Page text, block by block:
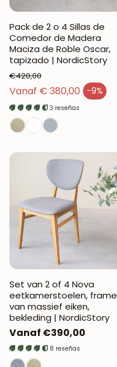
Pack de 2 o 4 Sillas de
Comedor de Madera
Maciza de Roble Oscar,
tapizado | NordicStory
Vanaf € 380,00 -9%
Verkoopprijs
Normale prijs
€420,00
3 reseñas
Set van 2 of 4 Nova
eetkamerstoelen, frame
van massief eiken,
bekleding | NordicStory
Normale
prijs
Vanaf €390,00
8 reseñas